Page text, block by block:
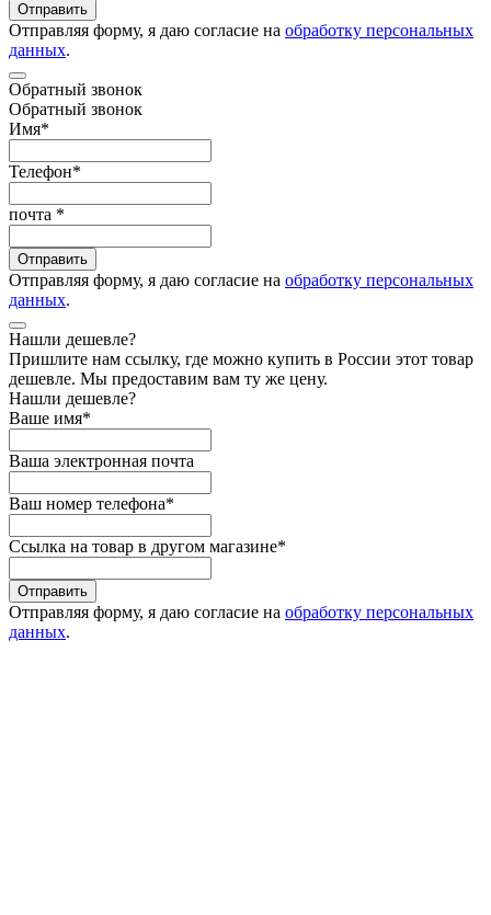
Отправить
Отправляя форму, я даю согласие на обработку персональных
данных.
Обратный звонок
Обратный звонок
Имя*
Телефон*
почта *
Отправить
Отправляя форму, я даю согласие на обработку персональных
данных.
Нашли дешевле?
Пришлите нам ссылку, где можно купить в России этот товар
дешевле. Мы предоставим вам ту же цену.
Нашли дешевле?
Ваше имя*
Ваша электронная почта
Ваш номер телефона*
Ссылка на товар в другом магазине*
Отправить
Отправляя форму, я даю согласие на обработку персональных
данных.